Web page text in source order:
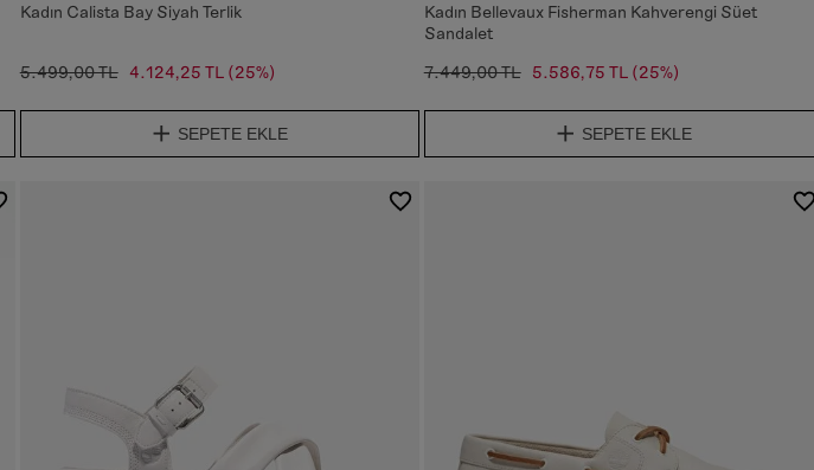
Kadın Calista Bay Siyah Terlik
5.499,00 TL 4.124,25 TL (25%)
SEPETE EKLE
Kadın Bellevaux Fisherman Kahverengi Süet
Sandalet
7.449,00 TL
5.586,75 TL (25%)
SEPETE EKLE